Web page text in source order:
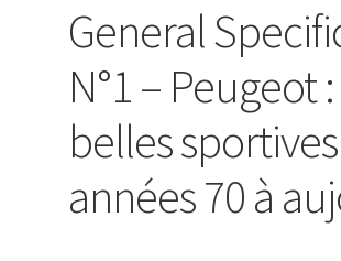
General
N°1 – Peugeot
belles
années 70 à